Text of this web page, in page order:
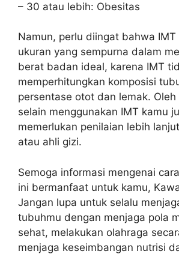
– 30 atau lebih: Obesitas
Namun, perlu diingat bahwa IMT
ukuran yang sempurna dalam
berat badan ideal, karena IMT
memperhitungkan komposisi
persentase otot dan lemak. Oleh
selain menggunakan IMT kamu
memerlukan penilaian lebih
atau ahli gizi.
Semoga informasi mengenai
ini bermanfaat untuk kamu,
Jangan lupa untuk selalu
tubuhmu dengan menjaga pola
sehat, melakukan olahraga
menjaga keseimbangan nutrisi